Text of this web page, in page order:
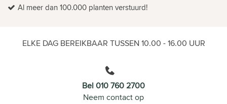
Al meer dan 100.000 planten verstuurd!
ELKE DAG BEREIKBAAR TUSSEN 10.00 - 16.00 UUR
Bel 010 760 2700
Neem contact op